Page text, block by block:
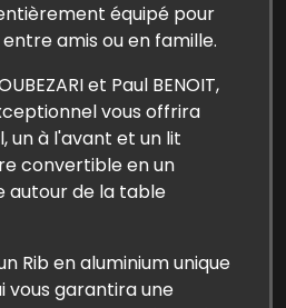
équipé pour
amis ou en famille.
et Paul BENOIT,
vous offrira
un à l'avant et un lit
convertible en un
autour de la table
Rib en aluminium unique
vous garantira une